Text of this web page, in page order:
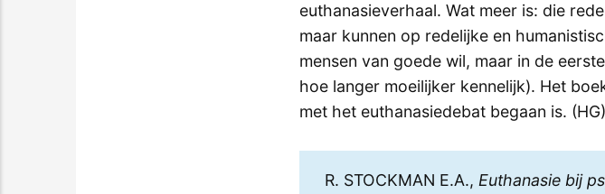
euthanasieverhaal. Wat meer is: die
maar kunnen op redelijke en
mensen van goede wil, maar in de
hoe langer moeilijker kennelijk). Het
met het euthanasiedebat begaan is. (HG)
R. STOCKMAN E.A., Euthanasie bij